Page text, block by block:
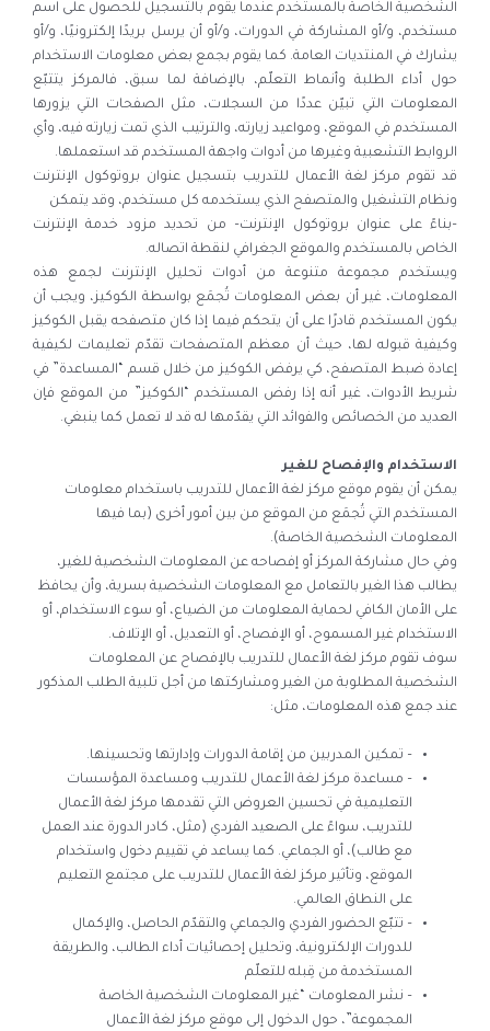
الشخصية الخاصة بالمستخدم عندما يقوم بالتسجيل للحصول على اسم
مستخدم، و/أو المشاركة في الدورات، و/أو أن يرسل بريدًا إلكترونيًا، و/أو
يشارك في المنتديات العامة. كما يقوم بجمع بعض معلومات الاستخدام
حول أداء الطلبة وأنماط التعلّم، بالإضافة لما سبق، فالمركز يتتبّع
المعلومات التي تبيّن عددًا من السجلات، مثل الصفحات التي يزورها
المستخدم في الموقع، ومواعيد زيارته، والترتيب الذي تمت زيارته فيه، وأي
الروابط التشعبية وغيرها من أدوات واجهة المستخدم قد استعملها.
قد تقوم مركز لغة الأعمال للتدريب بتسجيل عنوان بروتوكول الإنترنت
ونظام التشغيل والمتصفح الذي يستخدمه كل مستخدم، وقد يتمكن
–بناءً على عنوان بروتوكول الإنترنت– من تحديد مزود خدمة الإنترنت
الخاص بالمستخدم والموقع الجغرافي لنقطة اتصاله.
ويستخدم مجموعة متنوعة من أدوات تحليل الإنترنت لجمع هذه
المعلومات، غير أن بعض المعلومات تُجمَع بواسطة الكوكيز، ويجب أن
يكون المستخدم قادرًا على أن يتحكم فيما إذا كان متصفحه يقبل الكوكيز
وكيفية قبوله لها، حيث أن معظم المتصفحات تقدّم تعليمات لكيفية
إعادة ضبط المتصفح، كي يرفض الكوكيز من خلال قسم “المساعدة” في
شريط الأدوات، غير أنه إذا رفض المستخدم “الكوكيز” من الموقع فإن
العديد من الخصائص والفوائد التي يقدّمها له قد لا تعمل كما ينبغي.
الاستخدام والإفصاح للغير
يمكن أن يقوم موقع مركز لغة الأعمال للتدريب باستخدام معلومات
المستخدم التي تُجمَع من الموقع من بين أمور أخرى (بما فيها
المعلومات الشخصية الخاصة).
وفي حال مشاركة المركز أو إفصاحه عن المعلومات الشخصية للغير،
يطالب هذا الغير بالتعامل مع المعلومات الشخصية بسرية، وأن يحافظ
على الأمان الكافي لحماية المعلومات من الضياع، أو سوء الاستخدام، أو
الاستخدام غير المسموح، أو الإفصاح، أو التعديل، أو الإتلاف.
سوف تقوم مركز لغة الأعمال للتدريب بالإفصاح عن المعلومات
الشخصية المطلوبة من الغير ومشاركتها من أجل تلبية الطلب المذكور
عند جمع هذه المعلومات، مثل:
– تمكين المدربين من إقامة الدورات وإدارتها وتحسينها.
– مساعدة مركز لغة الأعمال للتدريب ومساعدة المؤسسات
التعليمية في تحسين العروض التي تقدمها مركز لغة الأعمال
للتدريب، سواءً على الصعيد الفردي (مثل، كادر الدورة عند العمل
مع طالب)، أو الجماعي. كما يساعد في تقييم دخول واستخدام
الموقع، وتأثير مركز لغة الأعمال للتدريبعلى مجتمع التعليم
على النطاق العالمي.
– تتبّع الحضور الفردي والجماعي والتقدّم الحاصل، والإكمال
للدورات الإلكترونية، وتحليل إحصائيات أداء الطالب، والطريقة
المستخدمة من قِبله للتعلّم
– نشر المعلومات “غير المعلومات الشخصية الخاصة
المجموعة”، حول الدخول إلى موقع مركز لغة الأعمال